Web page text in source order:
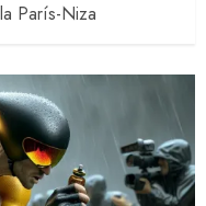
París-Niza